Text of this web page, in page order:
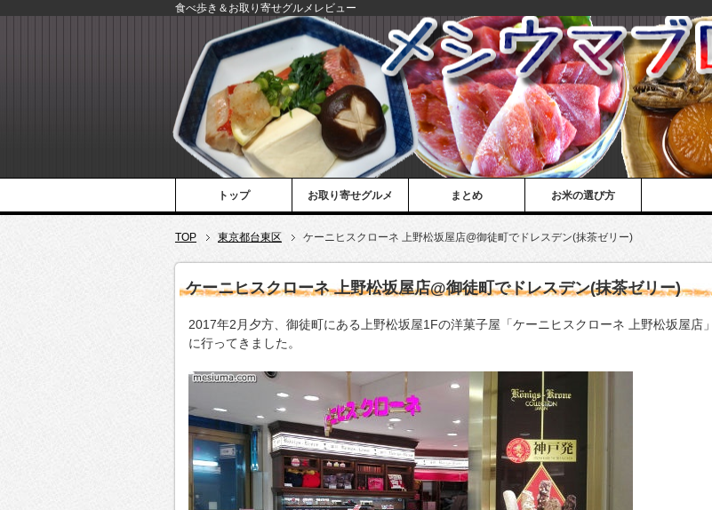
食べ歩き＆お取り寄せグルメレビュー
トップ お取り寄せグルメ まとめ お米の選び方
TOP 東京都台東区 ケーニヒスクローネ 上野松坂屋店@御徒町でドレスデン(抹茶ゼリー)
ケーニヒスクローネ 上野松坂屋店@御徒町でドレスデン(抹茶ゼリー)
2017年2月夕方、御徒町にある上野松坂屋1Fの洋菓子屋「ケーニヒスクローネ 上野松坂屋店」
に行ってきました。